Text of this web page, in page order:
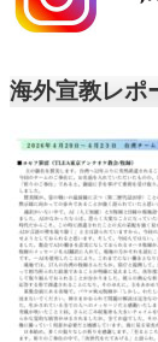
海外宣教レポ